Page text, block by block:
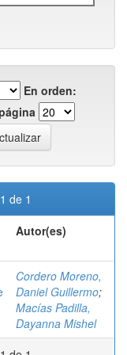
En orden:
de 1
Autor(es)
Cordero Moreno,
Daniel Guillermo;
Macías Padilla,
Dayanna Mishel